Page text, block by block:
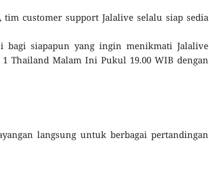
customer support Jalalive selalu siap sedia
bagi siapapun yang ingin menikmati Jalalive
Thailand Malam Ini Pukul 19.00 WIB dengan
langsung untuk berbagai pertandingan